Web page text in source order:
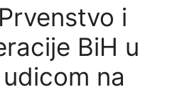
i
BiH u
na